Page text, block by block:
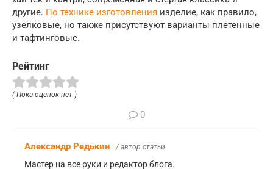
другие. По технике изготовления изделие, как правило,
узелковые, но также присутствуют варианты плетенные
и тафтинговые.
Рейтинг
( Пока оценок нет )
0
Александр Редькин / автор статьи
Мастер на все руки и редактор блога.